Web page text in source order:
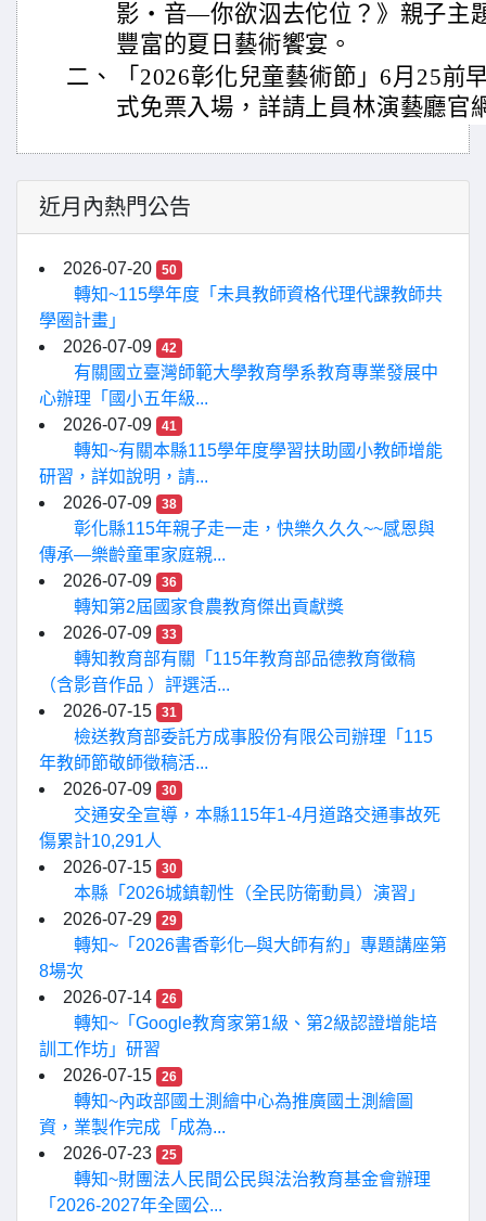
影・音—你欲泅去佗位？》親子主
豐富的夏日藝術饗宴。
二、
「2026彰化兒童藝術節」6月25前
式免票入場，詳請上員林演藝廳官
近月內熱門公告
2026-07-20 50
轉知~115學年度「未具教師資格代理代課教師共
學圈計畫」
2026-07-09
42
有關國立臺灣師範大學教育學系教育專業發展中
心辦理「國小五年級...
2026-07-09
41
轉知~有關本縣115學年度學習扶助國小教師增能
研習，詳如說明，請...
2026-07-09
38
彰化縣115年親子走一走，快樂久久久~~感恩與
傳承—樂齡童軍家庭親...
2026-07-09
36
轉知第2屆國家食農教育傑出貢獻獎
2026-07-09
33
轉知教育部有關「115年教育部品德教育徵稿
（含影音作品 ）評選活...
2026-07-15
31
檢送教育部委託方成事股份有限公司辦理「115
年教師節敬師徵稿活...
2026-07-09
30
交通安全宣導，本縣115年1-4月道路交通事故死
傷累計10,291人
2026-07-15
30
本縣「2026城鎮韌性（全民防衛動員）演習」
2026-07-29
29
轉知~「2026書香彰化─與大師有約」專題講座第
8場次
2026-07-14
26
轉知~「Google教育家第1級、第2級認證增能培
訓工作坊」研習
2026-07-15
26
轉知~內政部國土測繪中心為推廣國土測繪圖
資，業製作完成「成為...
2026-07-23
25
轉知~財團法人民間公民與法治教育基金會辦理
「2026-2027年全國公...